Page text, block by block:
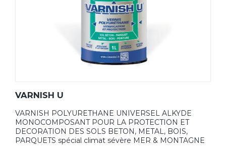
VARNISH U
VARNISH POLYURETHANE UNIVERSEL ALKYDE
MONOCOMPOSANT POUR LA PROTECTION ET
DECORATION DES SOLS BETON, METAL, BOIS,
PARQUETS spécial climat sévère MER & MONTAGNE